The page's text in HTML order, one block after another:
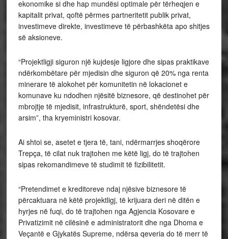
ekonomike si dhe hap mundësi optimale për tërheqjen e
kapitalit privat, qoftë përmes partneritetit publik privat,
investimeve direkte, investimeve të përbashkëta apo shitjes
së aksioneve.
“Projektligji siguron një kujdesje ligjore dhe sipas praktikave
ndërkombëtare për mjedisin dhe siguron që 20% nga renta
minerare të alokohet për komunitetin në lokacionet e
komunave ku ndodhen njësitë biznesore, që destinohet për
mbrojtje të mjedisit, infrastrukturë, sport, shëndetësi dhe
arsim”, tha kryeministri kosovar.
Ai shtoi se, asetet e tjera të, tani, ndërmarrjes shoqërore
Trepça, të cilat nuk trajtohen me këtë ligj, do të trajtohen
sipas rekomandimeve të studimit të fizibilitetit.
“Pretendimet e kreditoreve ndaj njësive biznesore të
përcaktuara në këtë projektligj, të krijuara deri në ditën e
hyrjes në fuqi, do të trajtohen nga Agjencia Kosovare e
Privatizimit në cilësinë e administratorit dhe nga Dhoma e
Veçantë e Gjykatës Supreme, ndërsa qeveria do të merr të